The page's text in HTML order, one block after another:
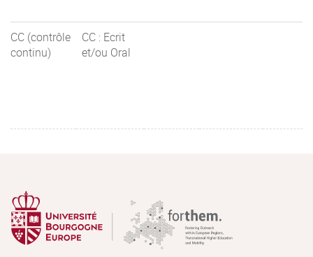
CC (contrôle
continu)
CC : Ecrit
et/ou Oral